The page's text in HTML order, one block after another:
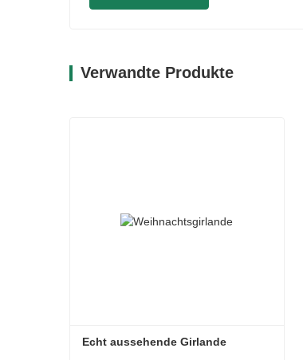
Verwandte Produkte
Echt aussehende Girlande